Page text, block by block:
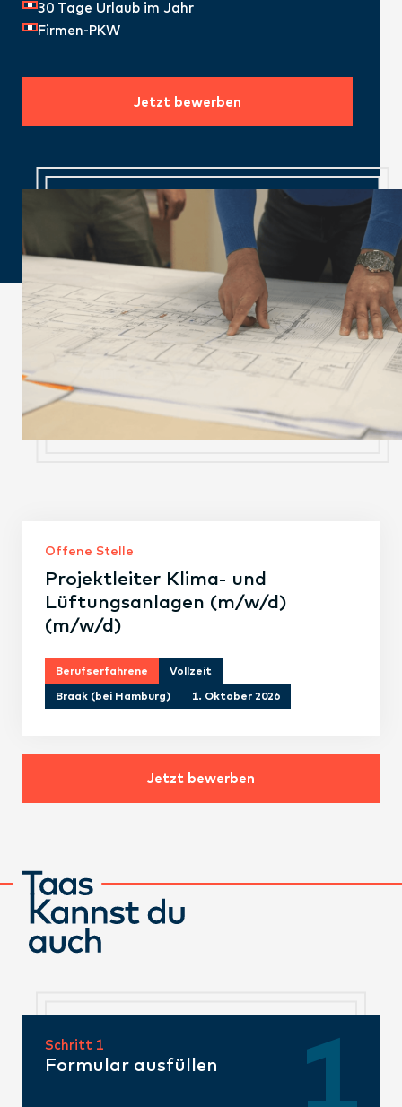
30 Tage Urlaub im Jahr
Firmen-PKW
Jetzt bewerben
Offene Stelle
Projektleiter Klima- und
Lüftungsanlagen (m/w/d)
(m/w/d)
Berufserfahrene
Vollzeit
Braak (bei Hamburg)
1. Oktober 2026
Jetzt bewerben
Schritt 1
Formular ausfüllen